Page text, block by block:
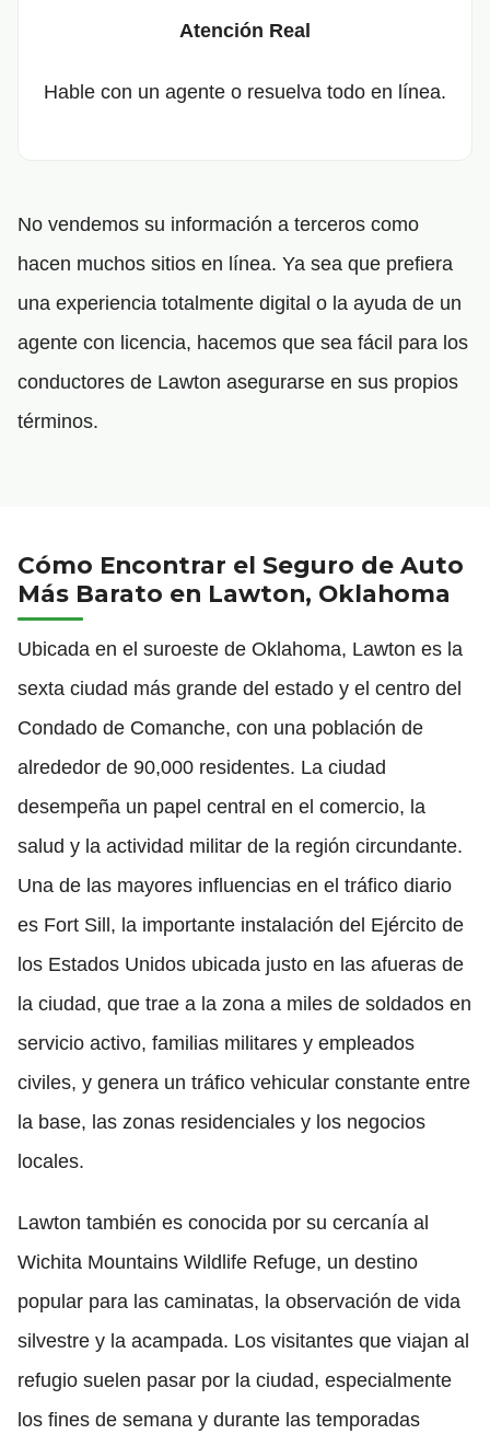
Atención Real
Hable con un agente o resuelva todo en línea.
No vendemos su información a terceros como
hacen muchos sitios en línea. Ya sea que prefiera
una experiencia totalmente digital o la ayuda de un
agente con licencia, hacemos que sea fácil para los
conductores de Lawton asegurarse en sus propios
términos.
Cómo Encontrar el Seguro de Auto
Más Barato en Lawton, Oklahoma
Ubicada en el suroeste de Oklahoma, Lawton es la
sexta ciudad más grande del estado y el centro del
Condado de Comanche, con una población de
alrededor de 90,000 residentes. La ciudad
desempeña un papel central en el comercio, la
salud y la actividad militar de la región circundante.
Una de las mayores influencias en el tráfico diario
es Fort Sill, la importante instalación del Ejército de
los Estados Unidos ubicada justo en las afueras de
la ciudad, que trae a la zona a miles de soldados en
servicio activo, familias militares y empleados
civiles, y genera un tráfico vehicular constante entre
la base, las zonas residenciales y los negocios
locales.
Lawton también es conocida por su cercanía al
Wichita Mountains Wildlife Refuge, un destino
popular para las caminatas, la observación de vida
silvestre y la acampada. Los visitantes que viajan al
refugio suelen pasar por la ciudad, especialmente
los fines de semana y durante las temporadas